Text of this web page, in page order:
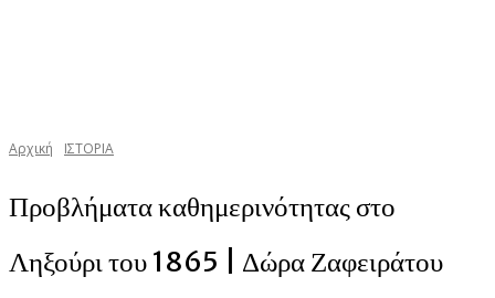
Αρχική ΙΣΤΟΡΙΑ
Προβλήματα καθημερινότητας στο
Ληξούρι του 1865 | Δώρα Ζαφειράτου